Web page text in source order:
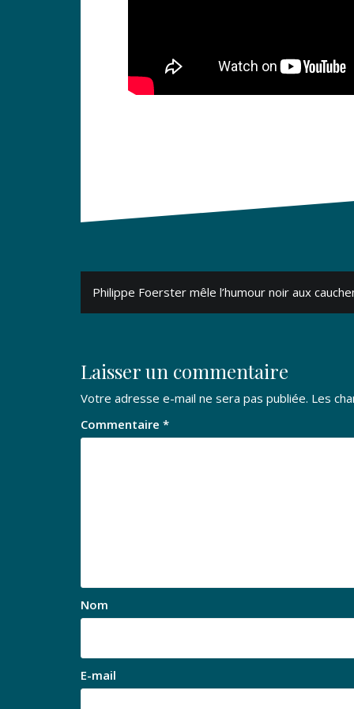
Navigation
de
Philippe Foerster mêle l’humour noir aux
Laisser un commentaire
Votre adresse e-mail ne sera pas publiée. Les
Commentaire *
Nom
E-mail